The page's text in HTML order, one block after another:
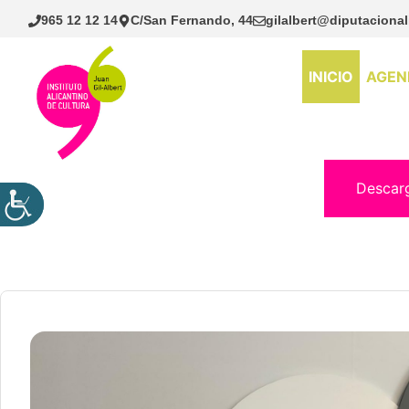
Saltar
965 12 12 14 C/San Fernando, 44
INICIO